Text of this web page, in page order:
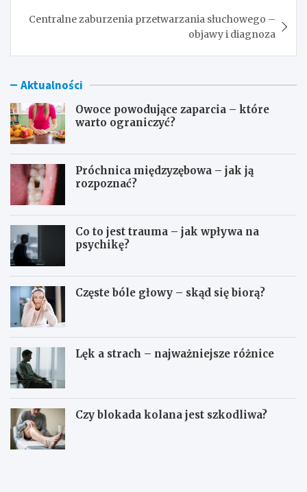
Centralne zaburzenia przetwarzania słuchowego –
objawy i diagnoza
Aktualności
Owoce powodujące zaparcia – które
warto ograniczyć?
Próchnica międzyzębowa – jak ją
rozpoznać?
Co to jest trauma – jak wpływa na
psychikę?
Częste bóle głowy – skąd się biorą?
Lęk a strach – najważniejsze różnice
Czy blokada kolana jest szkodliwa?
D
O